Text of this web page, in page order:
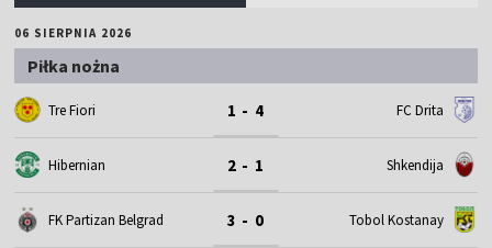
06 SIERPNIA 2026
Piłka nożna
Tre Fiori 1 - 4 FC Drita
Hibernian 2 - 1 Shkendija
FK Partizan Belgrad 3 - 0 Tobol Kostanay